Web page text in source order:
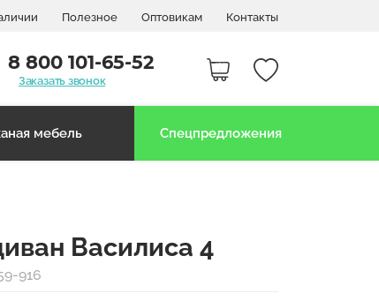
Полезное Оптовикам Контакты
8 800 101-65-52
Заказать звонок
мебель Спецпредложения
Василиса 4
916